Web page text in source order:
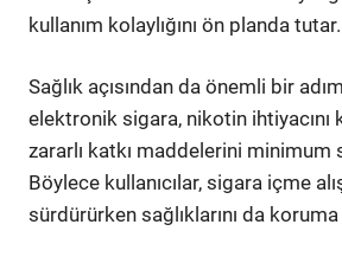
kullanım kolaylığını ön planda tutar.
Sağlık açısından da önemli bir
elektronik sigara, nikotin ihtiyacını
zararlı katkı maddelerini minimum
Böylece kullanıcılar, sigara içme
sürdürürken sağlıklarını da